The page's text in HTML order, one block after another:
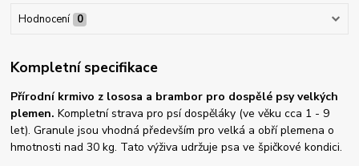
Hodnocení 0
Kompletní specifikace
Přírodní krmivo z lososa a brambor pro dospělé psy velkých
plemen.Kompletní strava pro psí dospěláky (ve věku cca 1 - 9
let). Granule jsou vhodná především pro velká a obří plemena o
hmotnosti nad 30 kg. Tato výživa udržuje psa ve špičkové kondici.